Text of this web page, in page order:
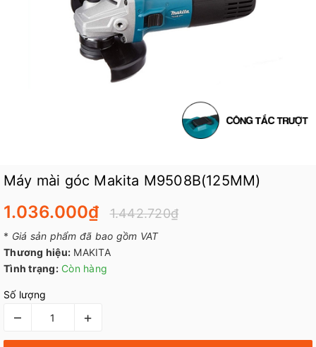
Máy mài góc Makita M9508B(125MM)
1.036.000₫ 1.442.720₫
* Giá sản phẩm đã bao gồm VAT
Thương hiệu: MAKITA
Tình trạng: Còn hàng
Số lượng
– +